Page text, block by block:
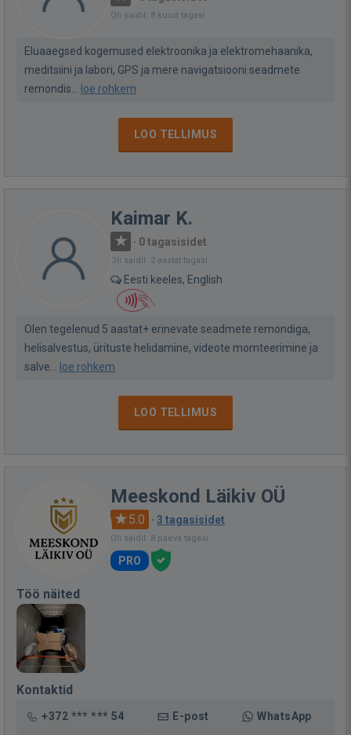
Oli saidil: 8 kuud tagasi
Eluaaegsed kogemused elektroonika ja elektromehaanika,
meditsiini ja labori, GPS ja mere navigatsiooni seadmete
remondis...
loe rohkem
LOO TELLIMUS
Kaimar K.
· 0 tagasisidet
Oli saidil: 2 aastat tagasi
Eesti keeles, English
Olen tegelenud 5 aastat+ erinevate seadmete remondiga,
helisalvestus, ürituste helidamine, videote momteerimine ja
salve...
loe rohkem
LOO TELLIMUS
Meeskond Läikiv OÜ
5.0 · 3 tagasisidet
Oli saidil: 8 päeva tagasi
PRO
Töö näited
Kontaktid
+372 *** *** 54 E-post WhatsApp